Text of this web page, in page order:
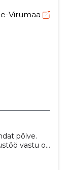
Virumaa
põlve.
vastu on